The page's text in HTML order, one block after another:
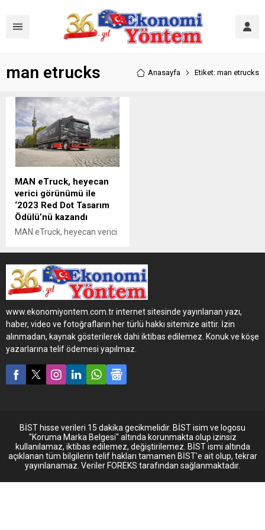
man etrucks Anasayfa Etiket: man etrucks
MAN eTruck, heyecan
verici görünümü ile
‘2023 Red Dot Tasarım
Ödülü’nü kazandı
MAN eTruck, heyecan verici
kalitesi konusunda
uluslararası kabul görmüş
ve bağımsız 43 uzmandan
oluşan Red Dot Design
Award’ın uluslararası jürisini
etkileyerek, ‘2023 Red Dot
Tasarım Ödülü’ne hak
kazandı. 2024'ten itibaren ilk
müşterilere ulaşmaya
eTruck konusunda jüri
özellikle; sıfır karbonlu
www.ekonomiyontem.com.tr internet sitesinde yayınlanan yazı,
haber, video ve fotoğrafların her türlü hakkı sitemize aittir. İzin
alınmadan, kaynak gösterilerek dahi iktibas edilemez. Konuk ve köşe
yazarlarına telif ödemesi yapılmaz.
BİST hisse verileri 15 dakika gecikmelidir. BİST isim ve logosu
"Koruma Marka Belgesi" altında korunmakta olup izinsiz
kullanılamaz, iktibas edilemez, değiştirilemez. BİST ismi altında
açıklanan tüm bilgilerin telif hakları tamamen BİST'e ait olup, tekrar
yayınlanamaz. Veriler FOREKS tarafından sağlanmaktadır.